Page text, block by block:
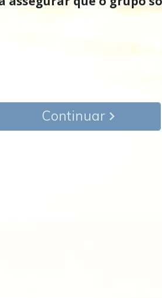
Continuar